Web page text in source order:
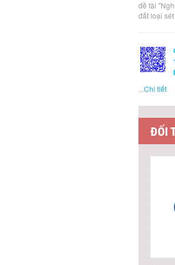
đề tài
đất loại
...Chi tiết
ĐỐI